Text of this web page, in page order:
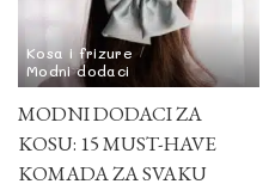
Kosa i frizure
Modni dodaci
MODNI DODACI ZA
KOSU: 15 MUST-HAVE
KOMADA ZA SVAKU